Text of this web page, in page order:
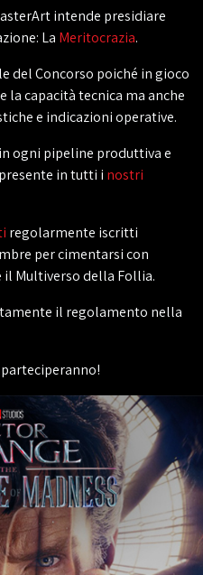
intende presidiare
La Meritocrazia.
del Concorso poiché in gioco
la capacità tecnica ma anche
e indicazioni operative.
ogni pipeline produttiva e
in tutti i nostri
regolarmente iscritti
per cimentarsi con
il Multiverso della Follia.
il regolamento nella